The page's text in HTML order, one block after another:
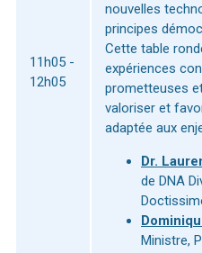
11h05 -
12h05
nouvelles
principes
Cette table
expériences
prometteuses
valoriser et
adaptée aux
Dr.
de DNA
Ministre,